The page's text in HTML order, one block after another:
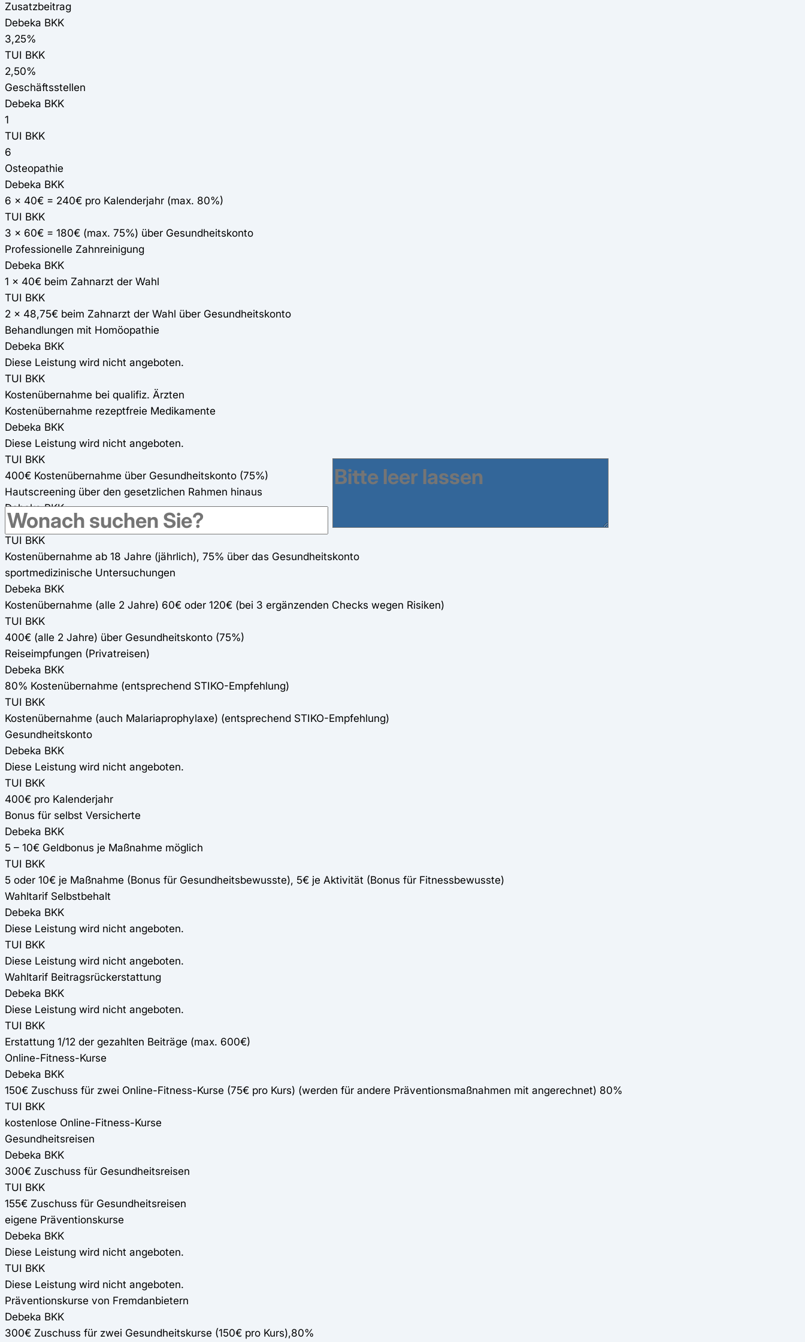
Zusatzbeitrag
Debeka BKK
3,25%
TUI BKK
2,50%
Geschäftsstellen
Debeka BKK
1
TUI BKK
6
Osteopathie
Debeka BKK
6 x 40€ = 240€ pro Kalenderjahr (max. 80%)
TUI BKK
3 x 60€ = 180€ (max. 75%) über Gesundheitskonto
Professionelle Zahnreinigung
Debeka BKK
1 x 40€ beim Zahnarzt der Wahl
TUI BKK
2 x 48,75€ beim Zahnarzt der Wahl über Gesundheitskonto
Behandlungen mit Homöopathie
Debeka BKK
Diese Leistung wird nicht angeboten.
TUI BKK
Kostenübernahme bei qualifiz. Ärzten
Kostenübernahme rezeptfreie Medikamente
Debeka BKK
Diese Leistung wird nicht angeboten.
TUI BKK
400€ Kostenübernahme über Gesundheitskonto (75%)
Hautscreening über den gesetzlichen Rahmen hinaus
Debeka BKK
Kostenübernahme (alle 2 Jahre)
TUI BKK
Kostenübernahme ab 18 Jahre (jährlich), 75% über das Gesundheitskonto
sportmedizinische Untersuchungen
Debeka BKK
Kostenübernahme (alle 2 Jahre) 60€ oder 120€ (bei 3 ergänzenden Checks wegen Risiken)
TUI BKK
400€ (alle 2 Jahre) über Gesundheitskonto (75%)
Reiseimpfungen (Privatreisen)
Debeka BKK
80% Kostenübernahme (entsprechend STIKO-Empfehlung)
TUI BKK
Kostenübernahme (auch Malariaprophylaxe) (entsprechend STIKO-Empfehlung)
Gesundheitskonto
Debeka BKK
Diese Leistung wird nicht angeboten.
TUI BKK
400€ pro Kalenderjahr
Bonus für selbst Versicherte
Debeka BKK
5 – 10€ Geldbonus je Maßnahme möglich
TUI BKK
5 oder 10€ je Maßnahme (Bonus für Gesundheitsbewusste), 5€ je Aktivität (Bonus für Fitnessbewusste)
Wahltarif Selbstbehalt
Debeka BKK
Diese Leistung wird nicht angeboten.
TUI BKK
Diese Leistung wird nicht angeboten.
Wahltarif Beitragsrückerstattung
Debeka BKK
Diese Leistung wird nicht angeboten.
TUI BKK
Erstattung 1/12 der gezahlten Beiträge (max. 600€)
Online-Fitness-Kurse
Debeka BKK
150€ Zuschuss für zwei Online-Fitness-Kurse (75€ pro Kurs) (werden für andere Präventionsmaßnahmen mit angerechnet) 80%
TUI BKK
kostenlose Online-Fitness-Kurse
Gesundheitsreisen
Debeka BKK
300€ Zuschuss für Gesundheitsreisen
TUI BKK
155€ Zuschuss für Gesundheitsreisen
eigene Präventionskurse
Debeka BKK
Diese Leistung wird nicht angeboten.
TUI BKK
Diese Leistung wird nicht angeboten.
Präventionskurse von Fremdanbietern
Debeka BKK
300€ Zuschuss für zwei Gesundheitskurse (150€ pro Kurs),80%